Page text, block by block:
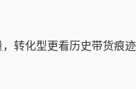
转化型更看历史带货痕